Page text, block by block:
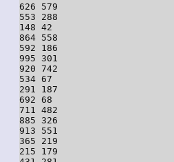
626 579
553 288
148 42
864 558
592 186
995 301
920 742
534 67
291 187
692 68
711 482
885 326
913 551
365 219
215 179